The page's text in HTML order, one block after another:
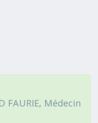
Médecin